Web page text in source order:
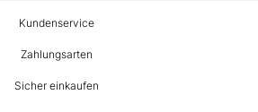
Kundenservice
Zahlungsarten
Sicher einkaufen